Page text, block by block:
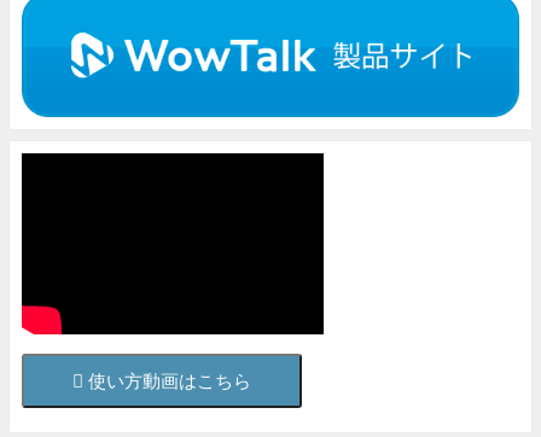
使い方動画はこちら